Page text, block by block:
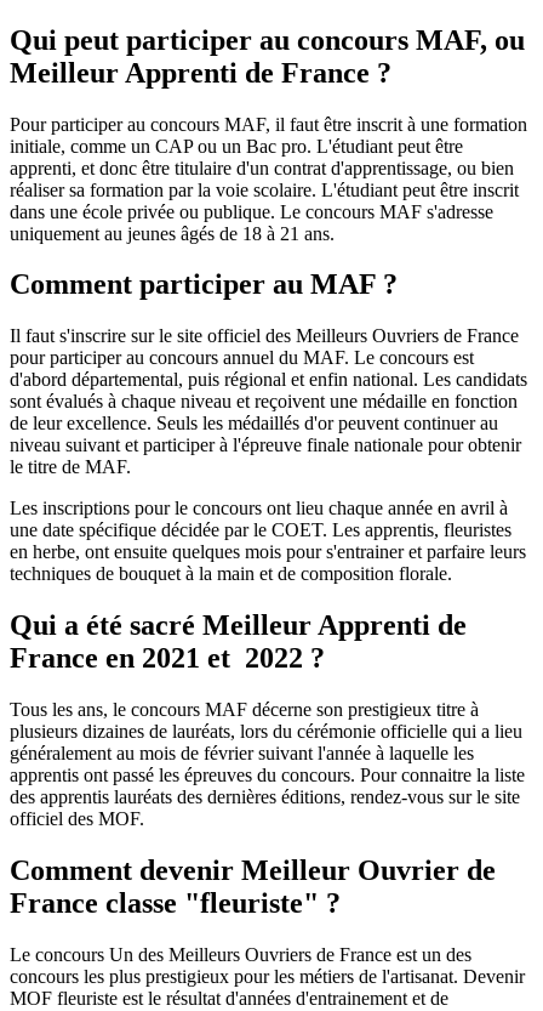
Qui peut participer au concours MAF, ou
Meilleur Apprenti de France ?
Pour participer au concours MAF, il faut être inscrit à une formation
initiale, comme un CAP ou un Bac pro. L'étudiant peut être
apprenti, et donc être titulaire d'un contrat d'apprentissage, ou bien
réaliser sa formation par la voie scolaire. L'étudiant peut être inscrit
dans une école privée ou publique. Le concours MAF s'adresse
uniquement au jeunes âgés de 18 à 21 ans.
Comment participer au MAF ?
Il faut s'inscrire sur le site officiel des Meilleurs Ouvriers de France
pour participer au concours annuel du MAF. Le concours est
d'abord départemental, puis régional et enfin national. Les candidats
sont évalués à chaque niveau et reçoivent une médaille en fonction
de leur excellence. Seuls les médaillés d'or peuvent continuer au
niveau suivant et participer à l'épreuve finale nationale pour obtenir
le titre de MAF.
Les inscriptions pour le concours ont lieu chaque année en avril à
une date spécifique décidée par le COET. Les apprentis, fleuristes
en herbe, ont ensuite quelques mois pour s'entrainer et parfaire leurs
techniques de bouquet à la main et de composition florale.
Qui a été sacré Meilleur Apprenti de
France en 2021 et 2022 ?
Tous les ans, le concours MAF décerne son prestigieux titre à
plusieurs dizaines de lauréats, lors du cérémonie officielle qui a lieu
généralement au mois de février suivant l'année à laquelle les
apprentis ont passé les épreuves du concours. Pour connaitre la liste
des apprentis lauréats des dernières éditions, rendez-vous sur le site
officiel des MOF.
Comment devenir Meilleur Ouvrier de
France classe "fleuriste" ?
Le concours Un des Meilleurs Ouvriers de France est un des
concours les plus prestigieux pour les métiers de l'artisanat. Devenir
MOF fleuriste est le résultat d'années d'entrainement et de